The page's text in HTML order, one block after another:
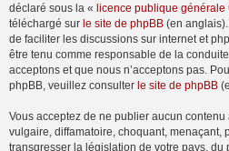
déclaré sous la « licence publique générale
téléchargé sur le site de phpBB (en
de faciliter les discussions sur internet et
être tenu comme responsable de la
acceptons et que nous n’acceptons pas.
phpBB, veuillez consulter le site de phpBB
Vous acceptez de ne publier aucun contenu
vulgaire, diffamatoire, choquant, menaçant,
transgresser la législation de votre pays, du